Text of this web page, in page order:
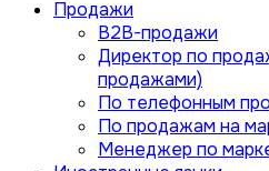
Продажи
B2B-продажи
Директор по
продажами)
По телефонным
По продажам на
Менеджер по